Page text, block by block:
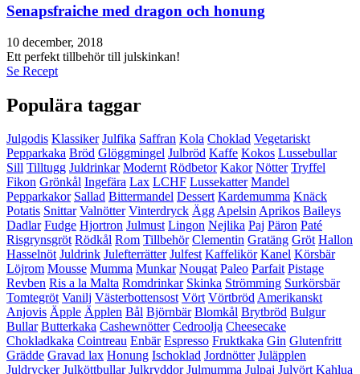
Senapsfraiche med dragon och honung
10 december, 2018
Ett perfekt tillbehör till julskinkan!
Se Recept
Populära taggar
Julgodis Klassiker Julfika Saffran Kola Choklad Vegetariskt
Pepparkaka Bröd Glöggmingel Julbröd Kaffe Kokos Lussebullar
Sill Tilltugg Juldrinkar Modernt Rödbetor Kakor Nötter Tryffel
Fikon Grönkål Ingefära Lax LCHF Lussekatter Mandel
Pepparkakor Sallad Bittermandel Dessert Kardemumma Knäck
Potatis Snittar Valnötter Vinterdryck ÄggApelsinAprikos Baileys
Dadlar Fudge Hjortron Julmust Lingon Nejlika Paj Päron Paté
Risgrynsgröt Rödkål Rom Tillbehör Clementin Gratäng Gröt Hallon
Hasselnöt Juldrink Julefterrätter Julfest Kaffelikör Kanel Körsbär
Löjrom Mousse Mumma Munkar Nougat Paleo Parfait Pistage
Revben Ris a la Malta Romdrinkar Skinka Strömming Surkörsbär
Tomtegröt Vanilj Västerbottensost Vört VörtbrödAmerikanskt
Anjovis Äpple Äpplen Bål Björnbär Blomkål Brytbröd Bulgur
Bullar Butterkaka Cashewnötter Cedroolja Cheesecake
Chokladkaka Cointreau Enbär Espresso Fruktkaka Gin Glutenfritt
Grädde Gravad lax Honung Ischoklad Jordnötter Juläpplen
Juldrycker Julköttbullar Julkryddor Julmumma Julpaj Julvört Kahlua